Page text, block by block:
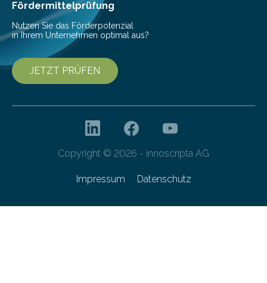
Fördermittelprüfung
Nutzen Sie das Förderpotenzial
in Ihrem Unternehmen optimal aus?
JETZT PRÜFEN
Copyright © 2026 - innoscripta AG
Impressum Datenschutz